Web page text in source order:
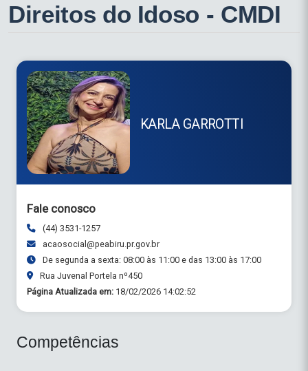
Direitos do Idoso - CMDI
KARLA GARROTTI
Fale conosco
(44) 3531-1257
acaosocial@peabiru.pr.gov.br
De segunda a sexta: 08:00 às 11:00 e das 13:00 às 17:00
Rua Juvenal Portela nº450
Página Atualizada em: 18/02/2026 14:02:52
Competências